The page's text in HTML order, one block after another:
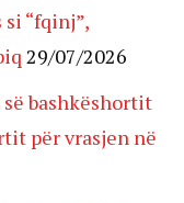
“fqinj”,
29/07/2026
bashkëshortit
për vrasjen në